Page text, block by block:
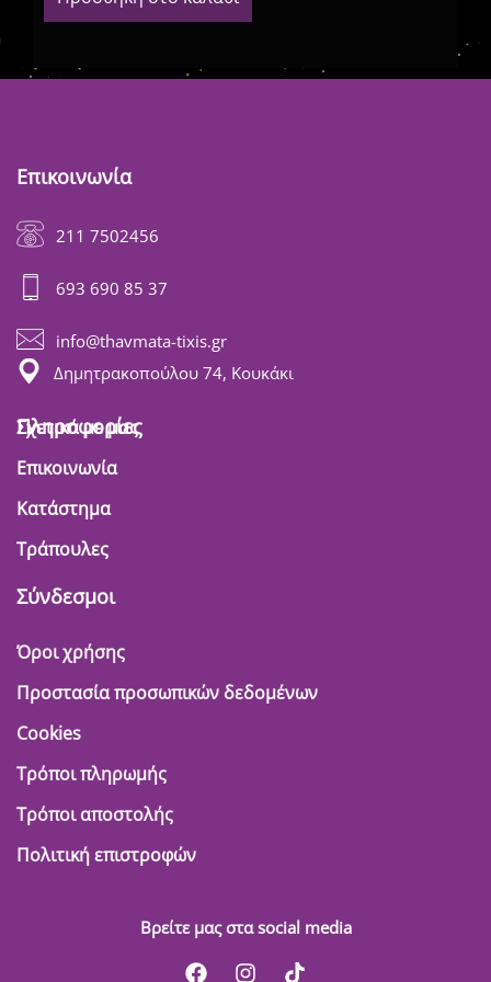
Επικοινωνία
211 7502456
693 690 85 37
info@thavmata-tixis.gr
Δημητρακοπούλου 74, Κουκάκι
Πληροφορίες
Σχετικά με μας
Επικοινωνία
Κατάστημα
Τράπουλες
Σύνδεσμοι
Όροι χρήσης
Προστασία προσωπικών δεδομένων
Cookies
Τρόποι πληρωμής
Τρόποι αποστολής
Πολιτική επιστροφών
Βρείτε μας στα social media